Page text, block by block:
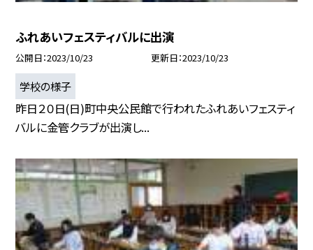
ふれあいフェスティバルに出演
公開日 2023/10/23 更新日 2023/10/23
学校の様子
昨日２０日(日)町中央公民館で行われたふれあいフェスティ
バルに金管クラブが出演し...